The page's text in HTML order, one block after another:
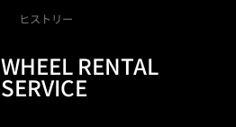
ヒストリー
WHEEL RENTAL
SERVICE